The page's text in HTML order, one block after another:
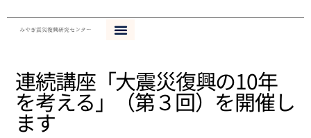
連続講座「大震災復興の10年
を考える」（第３回）を開催し
ます